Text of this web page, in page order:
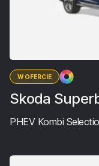
W OFERCIE
Skoda
PHEV Kombi